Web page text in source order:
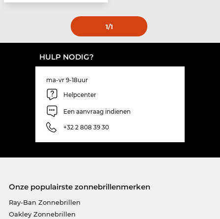
1/1
HULP NODIG?
ma-vr 9-18uur
Helpcenter
Een aanvraag indienen
+32 2 808 39 30
Onze populairste zonnebrillenmerken
Ray-Ban Zonnebrillen
Oakley Zonnebrillen